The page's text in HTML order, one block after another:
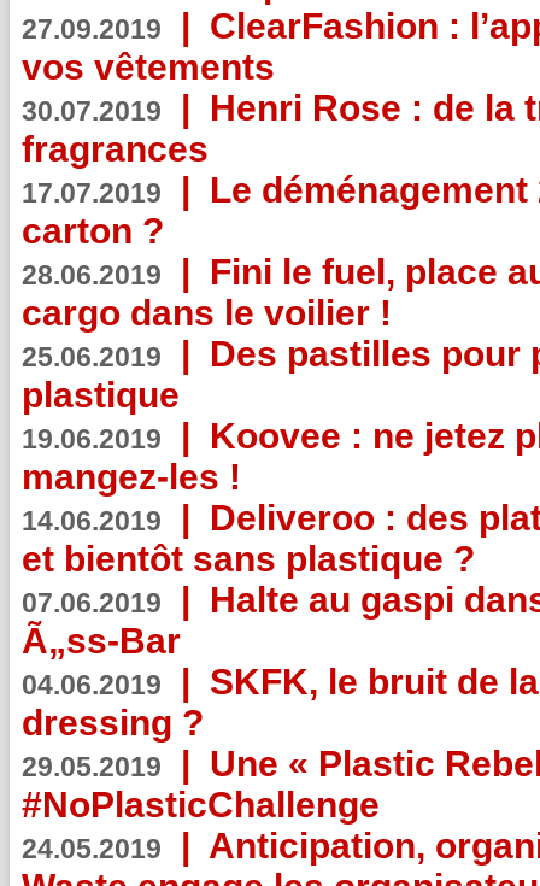
27.09.2019 | ClearFashion :
vos vêtements
30.07.2019 | Henri Rose : de la
fragrances
17.07.2019 | Le
carton ?
28.06.2019 | Fini le fuel, place
cargo dans le voilier !
25.06.2019 | Des pastilles pour
plastique
19.06.2019 | Koovee : ne jetez
mangez-les !
14.06.2019 | Deliveroo : des
et bientôt sans plastique ?
07.06.2019 | Halte au gaspi
Ã„ss-Bar
04.06.2019 | SKFK, le bruit de
dressing ?
29.05.2019 | Une « Plastic
#NoPlasticChallenge
24.05.2019 | Anticipation,